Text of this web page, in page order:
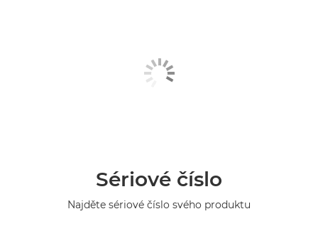
Sériové číslo
Najděte sériové číslo svého produktu